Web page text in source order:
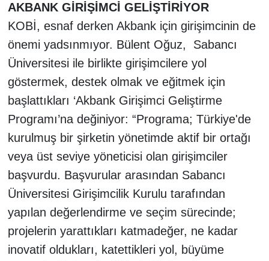
AKBANK GİRİŞİMCİ GELİŞTİRİYOR
KOBİ, esnaf derken Akbank için girişimcinin de
önemi yadsınmıyor. Bülent Oğuz, Sabancı
Üniversitesi ile birlikte girişimcilere yol
göstermek, destek olmak ve eğitmek için
başlattıkları ‘Akbank Girişimci Geliştirme
Programı’na değiniyor: “Programa; Türkiye'de
kurulmuş bir şirketin yönetimde aktif bir ortağı
veya üst seviye yöneticisi olan girişimciler
başvurdu. Başvurular arasından Sabancı
Üniversitesi Girişimcilik Kurulu tarafından
yapılan değerlendirme ve seçim sürecinde;
projelerin yarattıkları katmadeğer, ne kadar
inovatif oldukları, katettikleri yol, büyüme